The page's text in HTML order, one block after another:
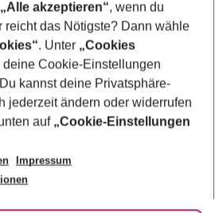
„Alle akzeptieren“, wenn du
reicht das Nötigste? Dann wähle
. Unter „Cookies
deine Cookie-Einstellungen
kannst deine Privatsphäre-
jederzeit ändern oder widerrufen
auf „Cookie-Einstellungen
Impressum